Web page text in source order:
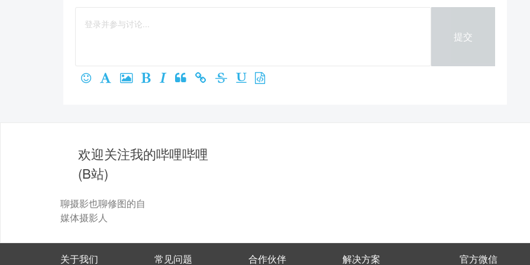
提交
欢迎关注我的哔哩哔哩
(B站)
聊摄影也聊修图的自
媒体摄影人
关于我们 常见问题 合作伙伴 解决方案 官方微信